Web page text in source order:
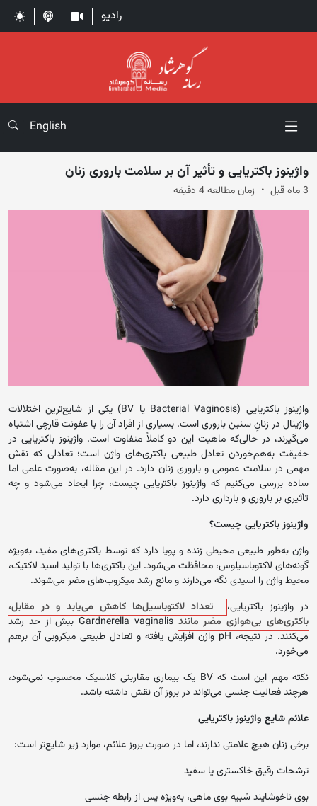
رادیو
English
واژینوز باکتریایی و تأثیر آن بر سلامت باروری زنان
3 ماه قبل زمان مطالعه 4 دقیقه
واژینوز باکتریایی (Bacterial Vaginosis یا BV) یکی از شایع‌ترین اختلالات
واژینال در زنانِ سنین باروری است. بسیاری از افراد آن را با عفونت قارچی اشتباه
می‌گیرند، در حالی‌که ماهیت این دو کاملاً متفاوت است. واژینوز باکتریایی در
حقیقت به‌هم‌خوردن تعادل طبیعی باکتری‌های واژن است؛ تعادلی که نقش
مهمی در سلامت عمومی و باروری زنان دارد. در این مقاله، به‌صورت علمی اما
ساده بررسی می‌کنیم که واژینوز باکتریایی چیست، چرا ایجاد می‌شود و چه
تأثیری بر باروری و بارداری دارد.
واژینوز باکتریایی چیست؟
واژن به‌طور طبیعی محیطی زنده و پویا دارد که توسط باکتری‌های مفید، به‌ویژه
گونه‌های لاکتوباسیلوس، محافظت می‌شود. این باکتری‌ها با تولید اسید لاکتیک،
محیط واژن را اسیدی نگه می‌دارند و مانع رشد میکروب‌های مضر می‌شوند.
در واژینوز باکتریایی،
تعداد لاکتوباسیل‌ها کاهش می‌یابد و در مقابل،
باکتری‌های بی‌هوازی مضر مانند
Gardnerella vaginalis بیش از حد رشد
می‌کنند. در نتیجه، pH واژن افزایش یافته و تعادل طبیعی میکروبی آن برهم
می‌خورد.
نکته مهم این است که BV یک بیماری مقاربتی کلاسیک محسوب نمی‌شود،
هرچند فعالیت جنسی می‌تواند در بروز آن نقش داشته باشد.
علائم شایع واژینوز باکتریایی
برخی زنان هیچ علامتی ندارند، اما در صورت بروز علائم، موارد زیر شایع‌تر است:
ترشحات رقیق خاکستری یا سفید
بوی ناخوشایند شبیه بوی ماهی، به‌ویژه پس از رابطه جنسی